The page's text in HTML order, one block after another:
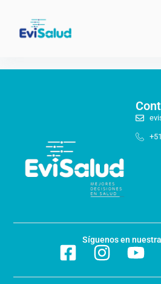
Síguenos en